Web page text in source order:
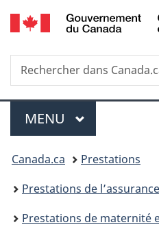
Recherche
Rechercher
dans
Menu
MENU PRINCIPAL
Vous
êtes
ici :
Canada.ca
Prestations
Prestations de
Prestations de maternité et prestations parentales